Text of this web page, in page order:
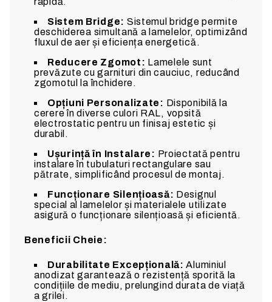
Sistem Bridge: Sistemul bridge permite
deschiderea simultană a lamelelor, optimizând
fluxul de aer și eficiența energetică.
Reducere Zgomot: Lamelele sunt
prevăzute cu garnituri din cauciuc, reducând
zgomotul la închidere.
Opțiuni Personalizate: Disponibilă la
cerere în diverse culori RAL, vopsită
electrostatic pentru un finisaj estetic și
durabil.
Ușurință în Instalare: Proiectată pentru
instalare în tubulaturi rectangulare sau
pătrate, simplificând procesul de montaj.
Funcționare Silențioasă: Designul
special al lamelelor și materialele utilizate
asigură o funcționare silențioasă și eficientă.
Beneficii Cheie:
Durabilitate Excepțională: Aluminiul
anodizat garantează o rezistență sporită la
condițiile de mediu, prelungind durata de viață
a grilei.